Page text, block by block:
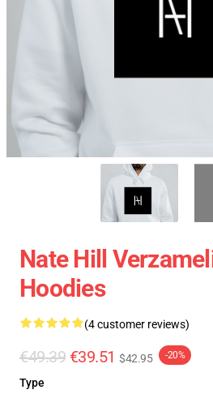
Nate Hill
Hoodies
(4 customer reviews)
€49.39 €39.51 $42.95 -20%
Type